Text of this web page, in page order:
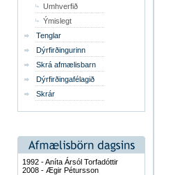
Umhverfið
Ýmislegt
Tenglar
Dýrfirðingurinn
Skrá afmælisbarn
Dýrfirðingafélagið
Skrár
1992 - Aníta Ársól Torfadóttir
2008 - Ægir Pétursson